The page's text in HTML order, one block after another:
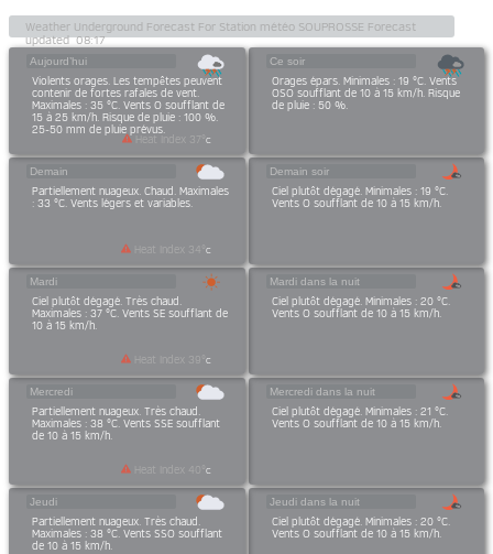
Aujourd’hui
Violents orages. Les tempêtes peuvent
contenir de fortes rafales de vent.
Maximales : 35 °C. Vents O soufflant de
15 à 25 km/h. Risque de pluie : 100 %.
25-50 mm de pluie prévus.
Heat Index 37 C
Ce soir
Orages épars. Minimales : 19 °C. Vents
OSO soufflant de 10 à 15 km/h. Risque
de pluie : 50 %.
Demain
Partiellement nuageux. Chaud. Maximales
: 33 °C. Vents légers et variables.
Heat Index 34 C
Demain soir
Ciel plutôt dégagé. Minimales : 19 °C.
Vents O soufflant de 10 à 15 km/h.
Mardi
Ciel plutôt dégagé. Très chaud.
Maximales : 37 °C. Vents SE soufflant de
10 à 15 km/h.
Heat Index 39 C
Mardi dans la nuit
Ciel plutôt dégagé. Minimales : 20 °C.
Vents O soufflant de 10 à 15 km/h.
Mercredi
Partiellement nuageux. Très chaud.
Maximales : 38 °C. Vents SSE soufflant
de 10 à 15 km/h.
Heat Index C
Mercredi dans la nuit
Ciel plutôt dégagé. Minimales : 21 °C.
Vents O soufflant de 10 à 15 km/h.
Jeudi
Partiellement nuageux. Très chaud.
Maximales : 38 °C. Vents SSO soufflant
de 10 à 15 km/h.
Jeudi dans la nuit
Ciel plutôt dégagé. Minimales : 20 °C.
Vents O soufflant de 10 à 15 km/h.